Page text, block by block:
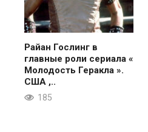
Райан Гослинг в
главные роли сериала «
Молодость Геракла ».
США ,..
185